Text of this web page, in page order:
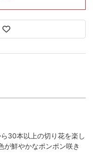
30本以上の切り花を楽し
が鮮やかなポンポン咲き